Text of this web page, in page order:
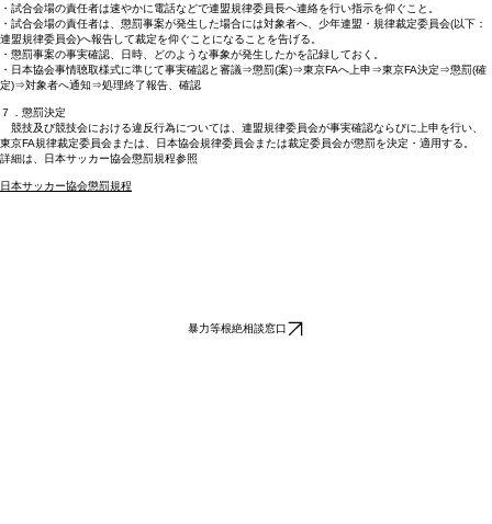
・試合会場の責任者は速やかに電話などで連盟規律委員長へ連絡を行い指示を仰ぐこと。
・試合会場の責任者は、懲罰事案が発生した場合には対象者へ、少年連盟・規律裁定委員会(以下：
連盟規律委員会)へ報告して裁定を仰ぐことになることを告げる。
・懲罰事案の事実確認、日時、どのような事象が発生したかを記録しておく。
・日本協会事情聴取様式に準じて事実確認と審議⇒懲罰(案)⇒東京FAへ上申⇒東京FA決定⇒懲罰(確
定)⇒対象者へ通知⇒処理終了報告、確認
７．懲罰決定
競技及び競技会における違反行為については、連盟規律委員会が事実確認ならびに上申を行い、
東京FA規律裁定委員会または、日本協会規律委員会または裁定委員会が懲罰を決定・適用する。
詳細は、日本サッカー協会懲罰規程参照
日本サッカー協会懲罰規程
暴力等根絶相談窓口